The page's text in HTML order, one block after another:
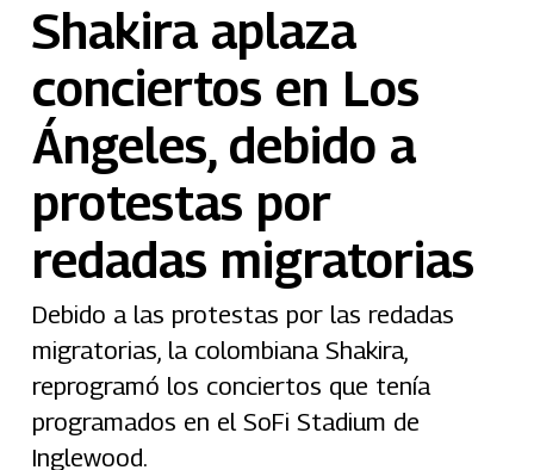
Shakira aplaza
conciertos en Los
Ángeles, debido a
protestas por
redadas migratorias
Debido a las protestas por las redadas
migratorias, la colombiana Shakira,
reprogramó los conciertos que tenía
programados en el SoFi Stadium de
Inglewood.